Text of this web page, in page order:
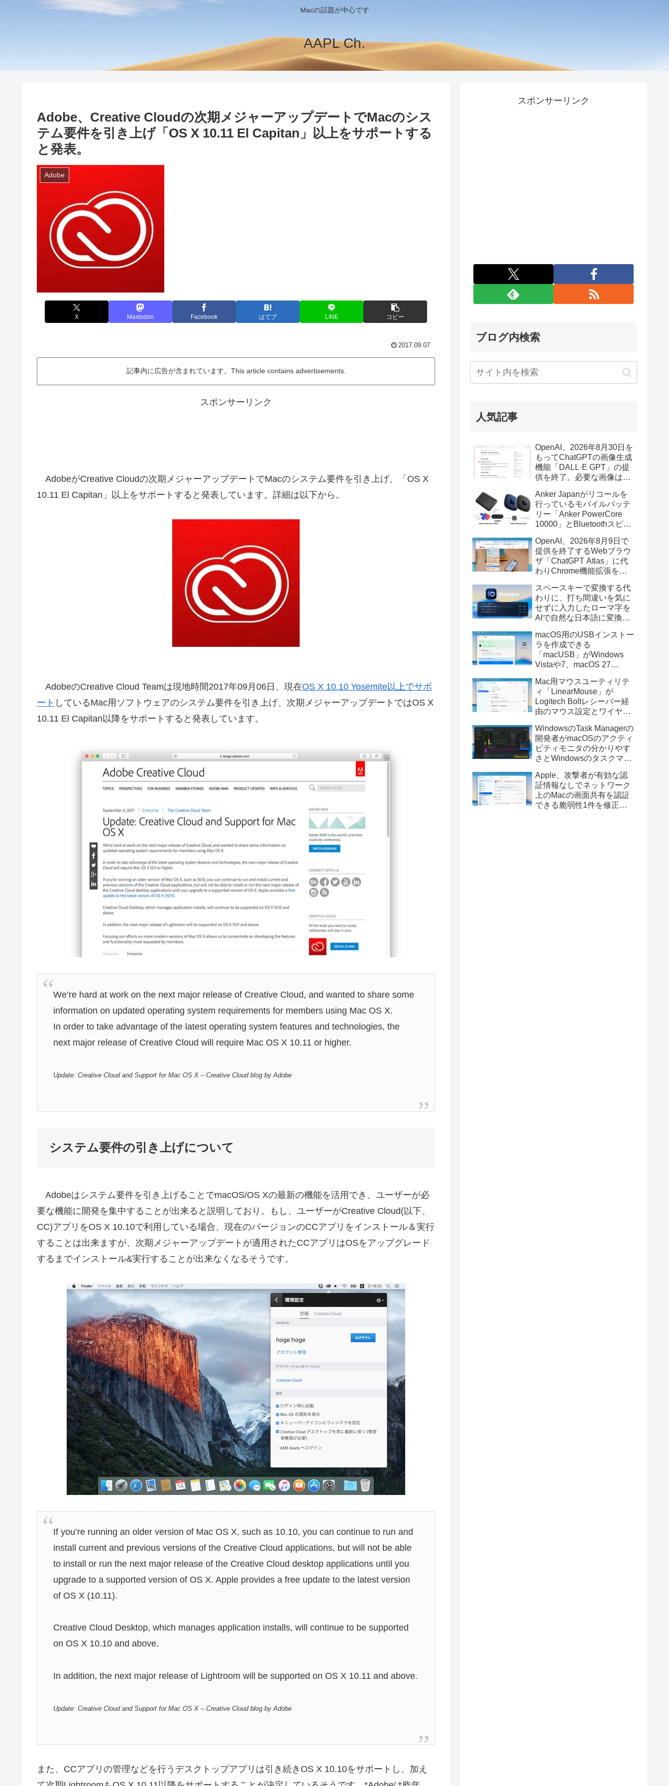
Macの話題が中心です
AAPL Ch.
Adobe、Creative Cloudの次期メジャーアップデートでMacのシス
テム要件を引き上げ「OS X 10.11 El Capitan」以上をサポートする
と発表。
Adobe
X Mastodon Facebook はてブ LINE コピー
2017.09.07
記事内に広告が含まれています。This article contains advertisements.
スポンサーリンク
AdobeがCreative Cloudの次期メジャーアップデートでMacのシステム要件を引き上げ、「OS X
10.11 El Capitan」以上をサポートすると発表しています。詳細は以下から。
AdobeのCreative Cloud Teamは現地時間2017年09月06日、現在OS X 10.10 Yosemite以上でサポ
ート しているMac用ソフトウェアのシステム要件を引き上げ、次期メジャーアップデートではOS X
10.11 El Capitan以降をサポートすると発表しています。
We’re hard at work on the next major release of Creative Cloud, and wanted to share some
information on updated operating system requirements for members using Mac OS X.
In order to take advantage of the latest operating system features and technologies, the
next major release of Creative Cloud will require Mac OS X 10.11 or higher.
Update: Creative Cloud and Support for Mac OS X – Creative Cloud blog by Adobe
システム要件の引き上げについて
Adobeはシステム要件を引き上げることでmacOS/OS Xの最新の機能を活用でき、ユーザーが必
要な機能に開発を集中することが出来ると説明しており。もし、ユーザーがCreative Cloud(以下、
CC)アプリをOS X 10.10で利用している場合、現在のバージョンのCCアプリをインストール＆実行
することは出来ますが、次期メジャーアップデートが適用されたCCアプリはOSをアップグレード
するまでインストール&実行することが出来なくなるそうです。
If you’re running an older version of Mac OS X, such as 10.10, you can continue to run and
install current and previous versions of the Creative Cloud applications, but will not be able
to install or run the next major release of the Creative Cloud desktop applications until you
upgrade to a supported version of OS X. Apple provides a free update to the latest version
of OS X (10.11).
Creative Cloud Desktop, which manages application installs, will continue to be supported
on OS X 10.10 and above.
In addition, the next major release of Lightroom will be supported on OS X 10.11 and above.
Update: Creative Cloud and Support for Mac OS X – Creative Cloud blog by Adobe
また、CCアプリの管理などを行うデスクトップアプリは引き続きOS X 10.10をサポートし、加え
スポンサーリンク
ブログ内検索
人気記事
OpenAI、2026年8月30日を
もってChatGPTの画像生成
機能「DALL·E GPT」の提
供を終了。必要な画像は期
Anker Japanがリコールを
行っているモバイルバッテ
リー「Anker PowerCore
10000」とBluetoothスピー
辺を焼損する火災が6月に3
件発生していたそうなので
注意を。
OpenAI、2026年8月9日で
提供を終了するWebブラウ
ザ「ChatGPT Atlas」に代
わりChrome機能拡張をア
画の質問やAsk ChatGPT機
能を追加。
スペースキーで変換する代
わりに、打ち間違いを気に
せずに入力したローマ字を
AIで自然な日本語に変換し
力アプリ「Nospace」がリ
リース。
macOS用のUSBインストー
ラを作成できる
「macUSB」がWindows
Vistaや7、macOS 27
トーラの作成に対応。
Mac用マウスユーティリテ
ィ「LinearMouse」が
Logitech Boltレシーバー経
由のマウス設定とワイヤレ
ックボールに対応。
WindowsのTask Managerの
開発者がmacOSのアクティ
ビティモニタの分かりやす
さとWindowsのタスクマネ
Mac用システムモニタアプ
リ「Task Manager TMOG」
のBeta版を公開。
Apple、攻撃者が有効な認
証情報なしでネットワーク
上のMacの画面共有を認証
できる脆弱性1件を修正し